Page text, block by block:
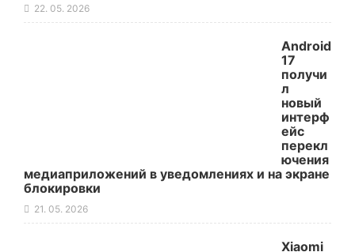
22. 05. 2026
Android
17
получи
л
новый
интерф
ейс
перекл
ючения
медиаприложений в уведомлениях и на экране
блокировки
21. 05. 2026
Xiaomi